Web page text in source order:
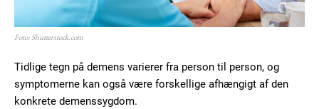
Foto: Shutterstock.com
Tidlige tegn på demens varierer fra person til person, og
symptomerne kan også være forskellige afhængigt af den
konkrete demenssygdom.